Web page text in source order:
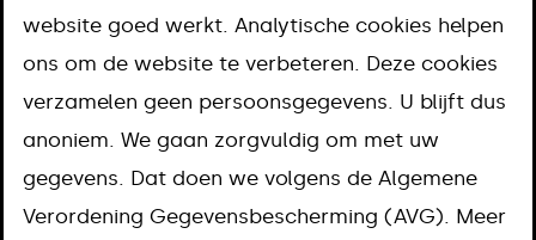
Reclamesticker aanvragen
Reclamesticker
aanvragen
website goed werkt. Analytische cookies helpen
ons om de website te verbeteren. Deze cookies
verzamelen geen persoonsgegevens. U blijft dus
anoniem. We gaan zorgvuldig om met uw
gegevens. Dat doen we volgens de Algemene
Verordening Gegevensbescherming (AVG). Meer